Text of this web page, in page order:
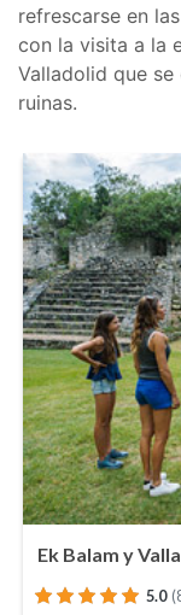
refrescarse en
con la visita a la
Valladolid que
ruinas.
Ek Balam y
5.0